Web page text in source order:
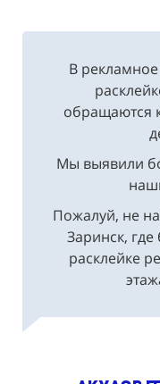
В
обращаются
Мы выявили
Пожалуй, не
Заринск, где
расклейке